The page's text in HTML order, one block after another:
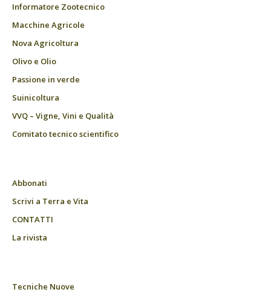
Informatore Zootecnico
Macchine Agricole
Nova Agricoltura
Olivo e Olio
Passione in verde
Suinicoltura
VVQ – Vigne, Vini e Qualità
Comitato tecnico scientifico
Abbonati
Scrivi a Terra e Vita
CONTATTI
La rivista
Tecniche Nuove